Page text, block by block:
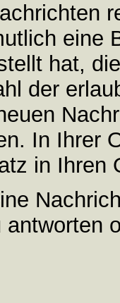
eine
hat,
der
In Ihrer
in Ihren